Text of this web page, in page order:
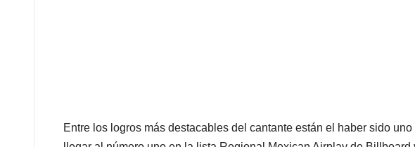
Entre los logros más destacables del cantante están el haber sido